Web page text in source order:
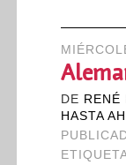
DE RENÉ
HASTA